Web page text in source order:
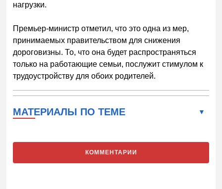
нагрузки.
Премьер-министр отметил, что это одна из мер,
принимаемых правительством для снижения
дороговизны. То, что она будет распространяться
только на работающие семьи, послужит стимулом к
трудоустройству для обоих родителей.
МАТЕРИАЛЫ ПО ТЕМЕ
КОММЕНТАРИИ